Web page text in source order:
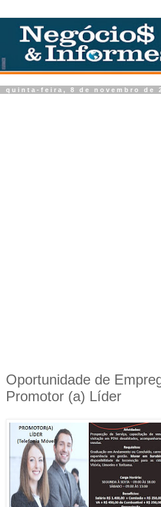
quinta-feira, 8 de novembro de
Oportunidade de
Promotor (a) Líder